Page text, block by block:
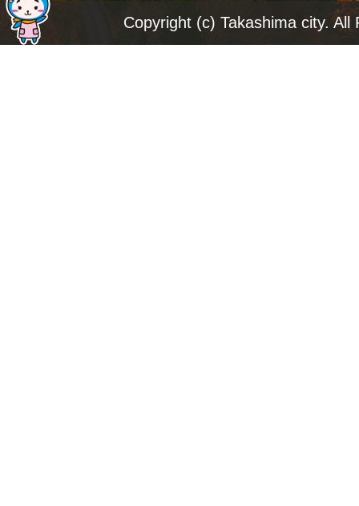
ジ
Copyright (c) Takashima city. All